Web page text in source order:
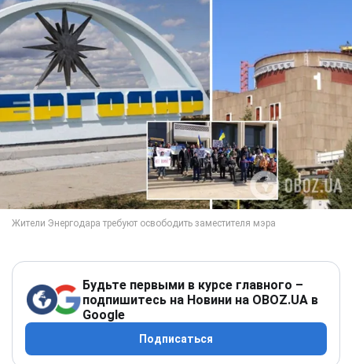
Будьте первыми в курсе главного –
подпишитесь на Новини на OBOZ.UA в
Google
Подписаться